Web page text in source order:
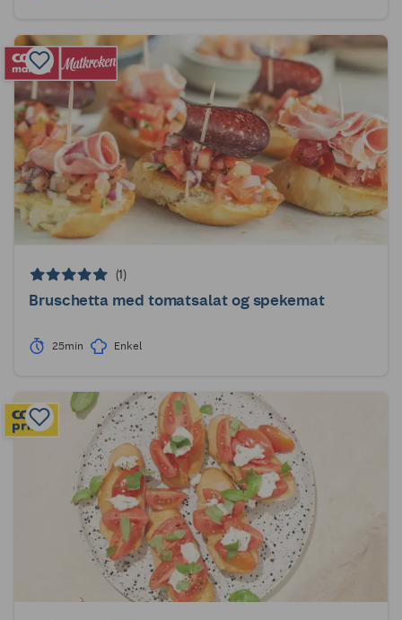
(1)
Bruschetta med tomatsalat og spekemat
25min Enkel